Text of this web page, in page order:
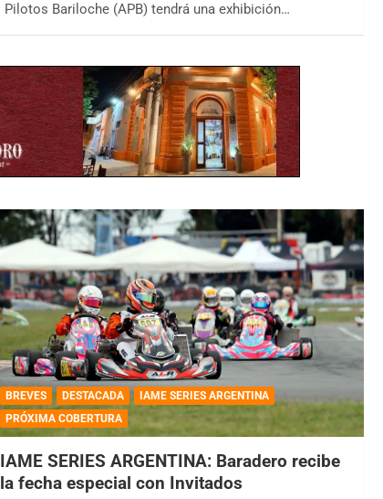
Pilotos Bariloche (APB) tendrá una exhibición…
BREVES DESTACADA
IAME SERIES ARGENTINA
PRÓXIMA COBERTURA
IAME SERIES ARGENTINA: Baradero recibe
la fecha especial con Invitados